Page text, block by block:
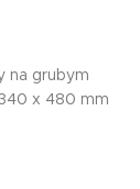
Lekcji A5
na grubym
x 480 mm